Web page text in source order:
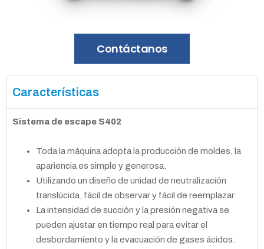
Contáctanos
Características
Sistema de escape S402
Toda la máquina adopta la producción de moldes, la
apariencia es simple y generosa.
Utilizando un diseño de unidad de neutralización
translúcida, fácil de observar y fácil de reemplazar.
La intensidad de succión y la presión negativa se
pueden ajustar en tiempo real para evitar el
desbordamiento y la evacuación de gases ácidos.